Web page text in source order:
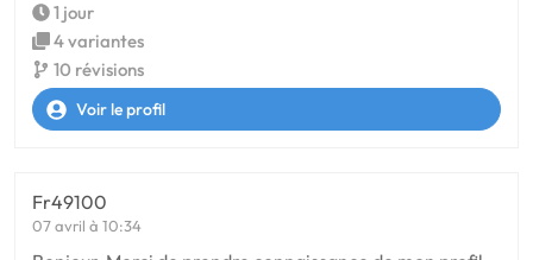
1 jour
4 variantes
10 révisions
Voir le profil
Fr49100
07 avril à 10:34